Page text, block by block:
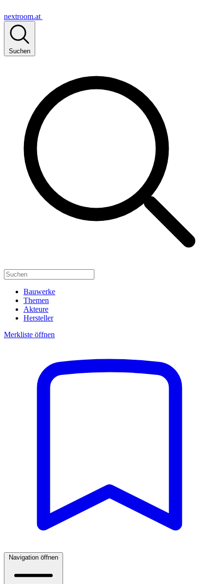
nextroom.at
Suchen
Bauwerke
Themen
Akteure
Hersteller
Merkliste öffnen
Navigation öffnen